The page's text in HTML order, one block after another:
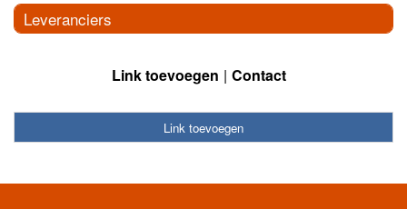
Leveranciers
Link toevoegen Contact
Link toevoegen